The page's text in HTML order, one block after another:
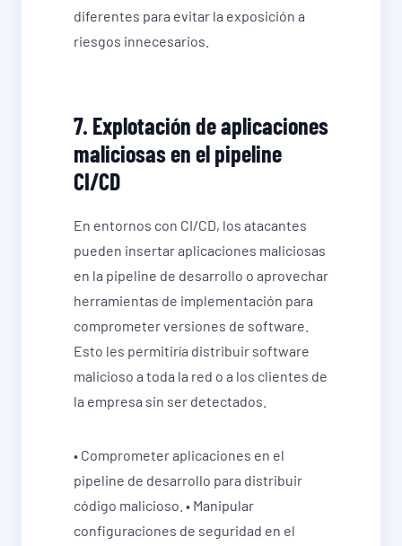
diferentes para evitar la exposición a
riesgos innecesarios.
7. Explotación de aplicaciones
maliciosas en el pipeline
CI/CD
En entornos con CI/CD, los atacantes
pueden insertar aplicaciones maliciosas
en la pipeline de desarrollo o aprovechar
herramientas de implementación para
comprometer versiones de software.
Esto les permitiría distribuir software
malicioso a toda la red o a los clientes de
la empresa sin ser detectados.
• Comprometer aplicaciones en el
pipeline de desarrollo para distribuir
código malicioso. • Manipular
configuraciones de seguridad en el